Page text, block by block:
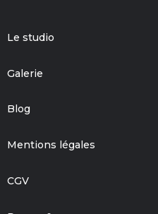
Le studio
Galerie
Blog
Mentions légales
CGV